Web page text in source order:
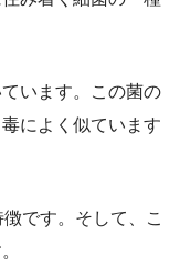
います。この菌の
によく似ています
です。そして、こ